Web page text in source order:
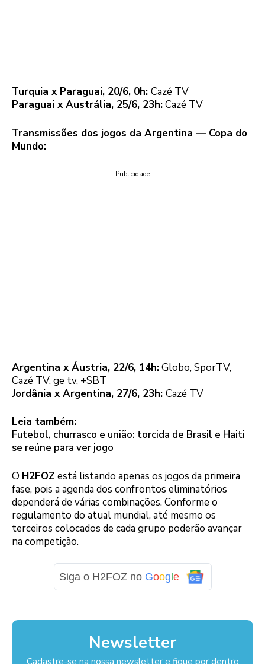
Turquia x Paraguai, 20/6, 0h: Cazé TV
Paraguai x Austrália, 25/6, 23h:Cazé TV
Transmissões dos jogos da Argentina — Copa do
Mundo:
Publicidade
Argentina x Áustria, 22/6, 14h:Globo, SporTV,
Cazé TV, ge tv, +SBT
Jordânia x Argentina, 27/6, 23h: Cazé TV
Leia também:
Futebol, churrasco e união: torcida de Brasil e Haiti
se reúne para ver jogo
O H2FOZ está listando apenas os jogos da primeira
fase, pois a agenda dos confrontos eliminatórios
dependerá de várias combinações. Conforme o
regulamento do atual mundial, até mesmo os
terceiros colocados de cada grupo poderão avançar
na competição.
Siga o H2FOZ no Goog e
Newsletter